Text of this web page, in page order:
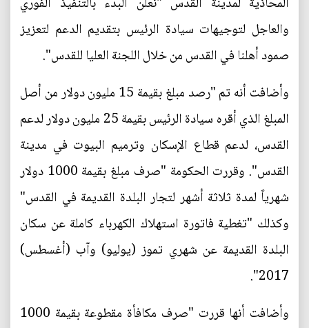
والعاجل لتوجيهات سيادة الرئيس بتقديم الدعم لتعزيز
صمود أهلنا في القدس من خلال اللجنة العليا للقدس".
وأضافت أنه تم "رصد مبلغ بقيمة 15 مليون دولار من أصل
المبلغ الذي أقره سيادة الرئيس بقيمة 25 مليون دولار لدعم
القدس، لدعم قطاع الإسكان وترميم البيوت في مدينة
القدس". وقررت الحكومة "صرف مبلغ بقيمة 1000 دولار
شهرياً لمدة ثلاثة أشهر لتجار البلدة القديمة في القدس"
وكذلك "تغطية فاتورة استهلاك الكهرباء كاملة عن سكان
البلدة القديمة عن شهري تموز (يوليو) وآب (أغسطس)
2017".
وأضافت أنها قررت "صرف مكافأة مقطوعة بقيمة 1000